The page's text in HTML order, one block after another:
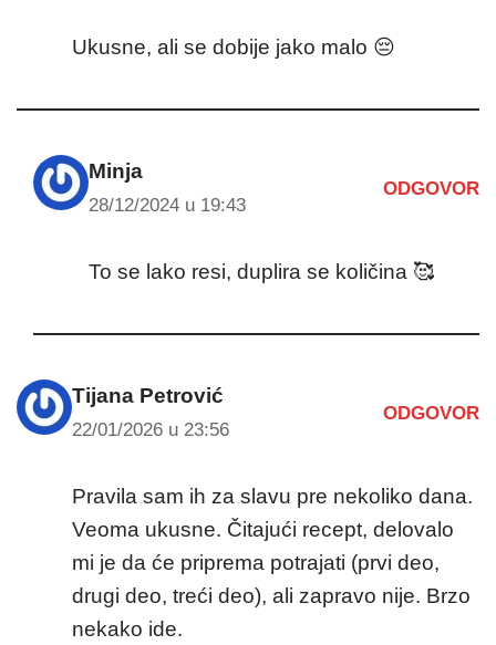
Ukusne, ali se dobije jako malo 😔
Minja
28/12/2024 u 19:43
ODGOVOR
To se lako resi, duplira se količina 🥰
Tijana Petrović
22/01/2026 u 23:56
ODGOVOR
Pravila sam ih za slavu pre nekoliko dana.
Veoma ukusne. Čitajući recept, delovalo
mi je da će priprema potrajati (prvi deo,
drugi deo, treći deo), ali zapravo nije. Brzo
nekako ide.